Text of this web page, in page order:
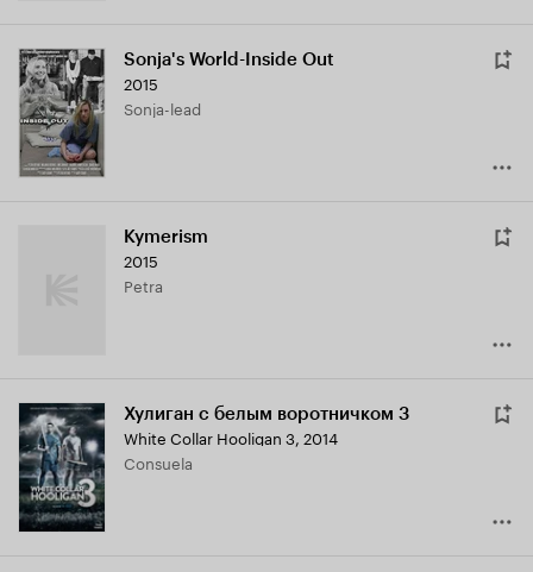
Sonja's World-Inside Out
2015
Sonja-lead
Kymerism
2015
Petra
Хулиган с белым воротничком 3
White Collar Hooligan 3, 2014
Consuela